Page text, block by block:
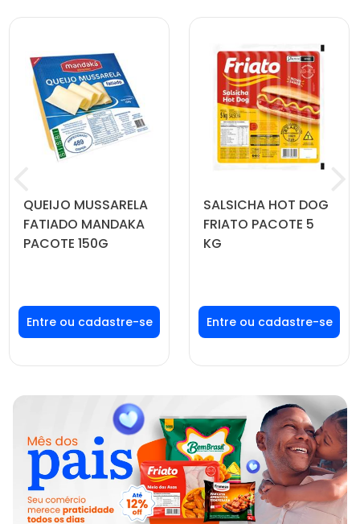
QUEIJO MUSSARELA
FATIADO MANDAKA
PACOTE 150G
Faça seu login ou
cadastre-se para
ver preços e
SALSICHA HOT DOG
FRIATO PACOTE 5
KG
Faça seu login ou
cadastre-se para
ver preços e